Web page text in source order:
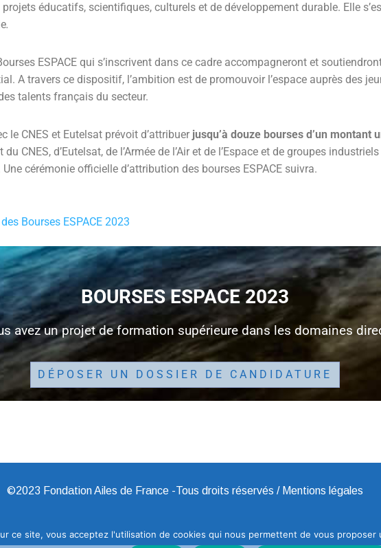
éducatifs, scientifiques, culturels et de développement durable. Elle
.
ESPACE qui s’inscrivent dans ce cadre accompagneront et
A travers ce dispositif, l’ambition est de promouvoir l’espace auprès des
talents français du secteur.
le CNES et Eutelsat prévoit d’attribuer jusqu’à douze bourses d’un montant
CNES, d’Eutelsat, de l’Armée de l’Air et de l’Espace et de groupes
cérémonie officielle d’attribution des bourses ESPACE suivra.
Bourses ESPACE 2023
BOURSES ESPACE 2023
avez un projet de formation supérieure dans les domaines
DÉPOSER UN DOSSIER DE CANDIDATURE
©2023 Fondation Ailes de France -Tous droits réservés / Mentions légales
ce site, vous acceptez l'utilisation de cookies qui nous permettent de vous